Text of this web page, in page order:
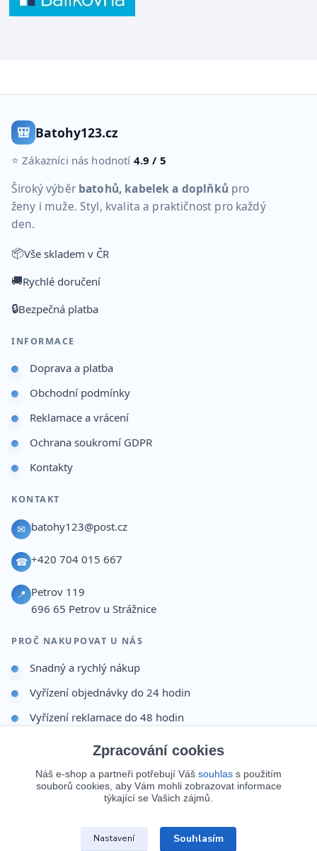
🎒 Batohy123.cz
⭐ Zákazníci nás hodnotí 4.9 / 5
Široký výběr batohů, kabelek a doplňků pro
ženy i muže. Styl, kvalita a praktičnost pro každý
den.
📦Vše skladem v ČR
🚚Rychlé doručení
🔒Bezpečná platba
INFORMACE
Doprava a platba
Obchodní podmínky
Reklamace a vrácení
Ochrana soukromí GDPR
Kontakty
KONTAKT
✉ batohy123@post.cz
☎ +420 704 015 667
📍 Petrov 119
696 65 Petrov u Strážnice
PROČ NAKUPOVAT U NÁS
Snadný a rychlý nákup
Vyřízení objednávky do 24 hodin
Vyřízení reklamace do 48 hodin
Dárek po dokončení objednávky
Odesíláme i na Slovensko
Doprava 65 Kč nad 499 Kč
Zpracování cookies
Náš e-shop a partneři potřebují Váš souhlas s použitím
souborů cookies, aby Vám mohli zobrazovat informace
týkající se Vašich zájmů.
Nastavení Souhlasím